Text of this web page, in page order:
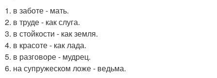
1. в заботе - мать.
2. в труде - как слуга.
3. в стойкости - как земля.
4. в красоте - как лада.
5. в разговоре - мудрец.
6. на супружеском ложе - ведьма.